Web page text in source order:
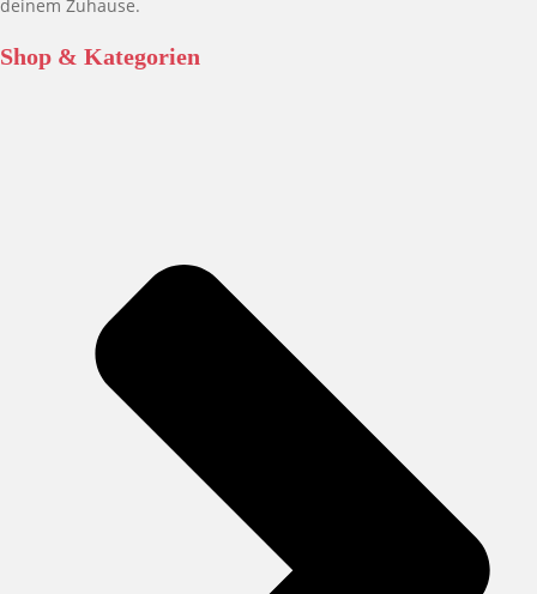
deinem Zuhause.
Shop & Kategorien